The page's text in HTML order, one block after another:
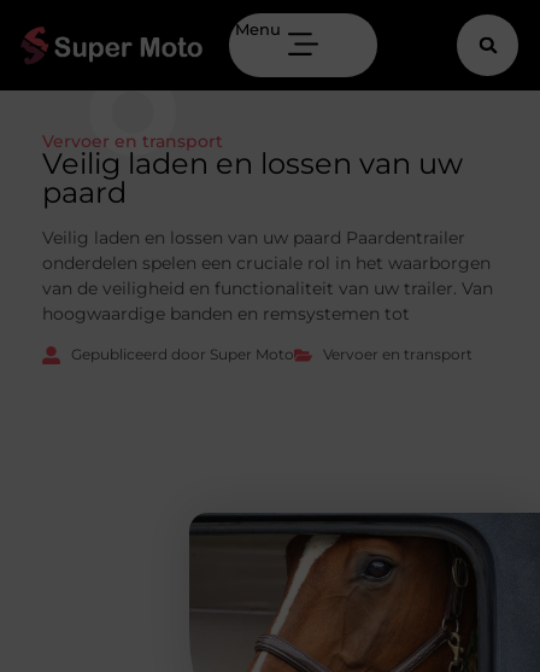
Menu
Vervoer en transport
Veilig laden en lossen van uw
paard
Veilig laden en lossen van uw paard Paardentrailer
onderdelen spelen een cruciale rol in het waarborgen
van de veiligheid en functionaliteit van uw trailer. Van
hoogwaardige banden en remsystemen tot
Gepubliceerd door Super Moto Vervoer en transport